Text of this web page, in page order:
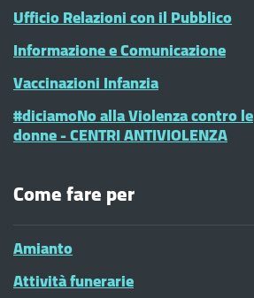
Ufficio Relazioni con il Pubblico
Informazione e Comunicazione
Vaccinazioni Infanzia
#diciamoNo alla Violenza contro le
donne - CENTRI ANTIVIOLENZA
Come fare per
Amianto
Attività funerarie